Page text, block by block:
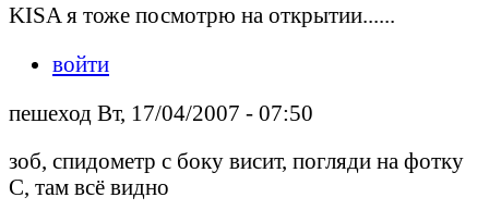
KISA я тоже посмотрю на открытии......
войти
пешеход Вт, 17/04/2007 - 07:50
зоб, спидометр с боку висит, погляди на фотку
С, там всё видно